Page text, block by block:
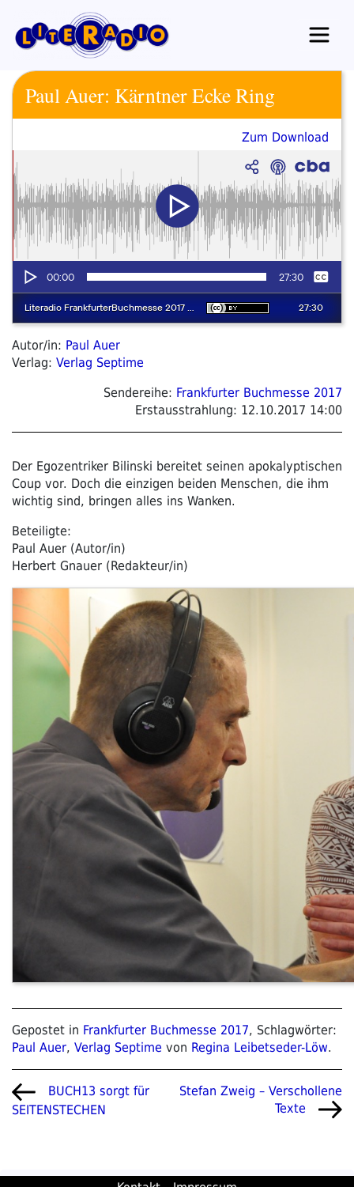
Inhalt
springen
Paul Auer: Kärntner Ecke Ring
Zum Download
Autor/in: Paul Auer
Verlag: Verlag Septime
Sendereihe: Frankfurter Buchmesse 2017
Erstausstrahlung: 12.10.2017 14:00
Der Egozentriker Bilinski bereitet seinen apokalyptischen
Coup vor. Doch die einzigen beiden Menschen, die ihm
wichtig sind, bringen alles ins Wanken.
Beteiligte:
Paul Auer (Autor/in)
Herbert Gnauer (Redakteur/in)
Gepostet in Frankfurter Buchmesse 2017, Schlagwörter:
Paul Auer, Verlag Septime von Regina Leibetseder-Löw.
Beitragsnavigation
Vorheriger
Beitrag
BUCH13 sorgt für
SEITENSTECHEN
Nächster
Stefan Zweig – Verschollene
Texte